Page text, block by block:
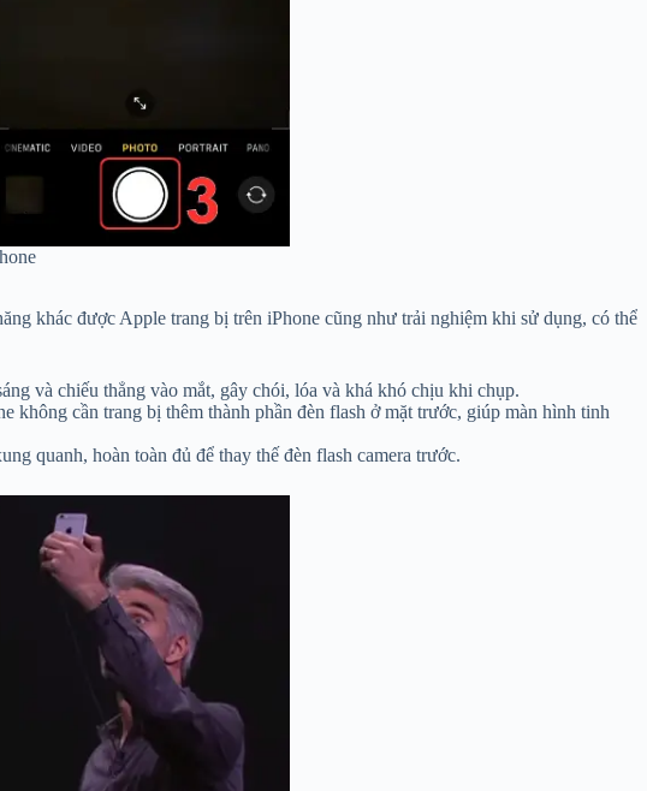
khác được Apple trang bị trên iPhone cũng như trải nghiệm khi sử dụng, có thể
và chiếu thẳng vào mắt, gây chói, lóa và khá khó chịu khi chụp.
cần trang bị thêm thành phần đèn flash ở mặt trước, giúp màn hình tinh
quanh, hoàn toàn đủ để thay thế đèn flash camera trước.